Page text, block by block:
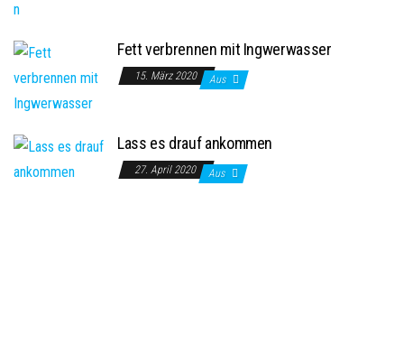
Fett verbrennen mit Ingwerwasser
15. März 2020 Aus
Lass es drauf ankommen
27. April 2020 Aus